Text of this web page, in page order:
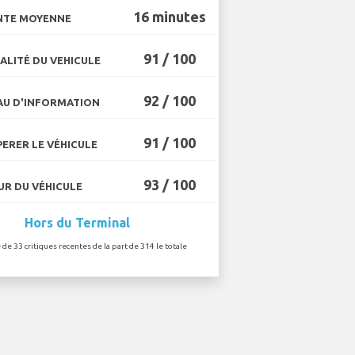
MOYENNE 16 minutes
DU VEHICULE 91 / 100
D'INFORMATION 92 / 100
LE VÉHICULE 91 / 100
DU VÉHICULE 93 / 100
Hors du Terminal
de 33 critiques recentes de la part de 314 le totale